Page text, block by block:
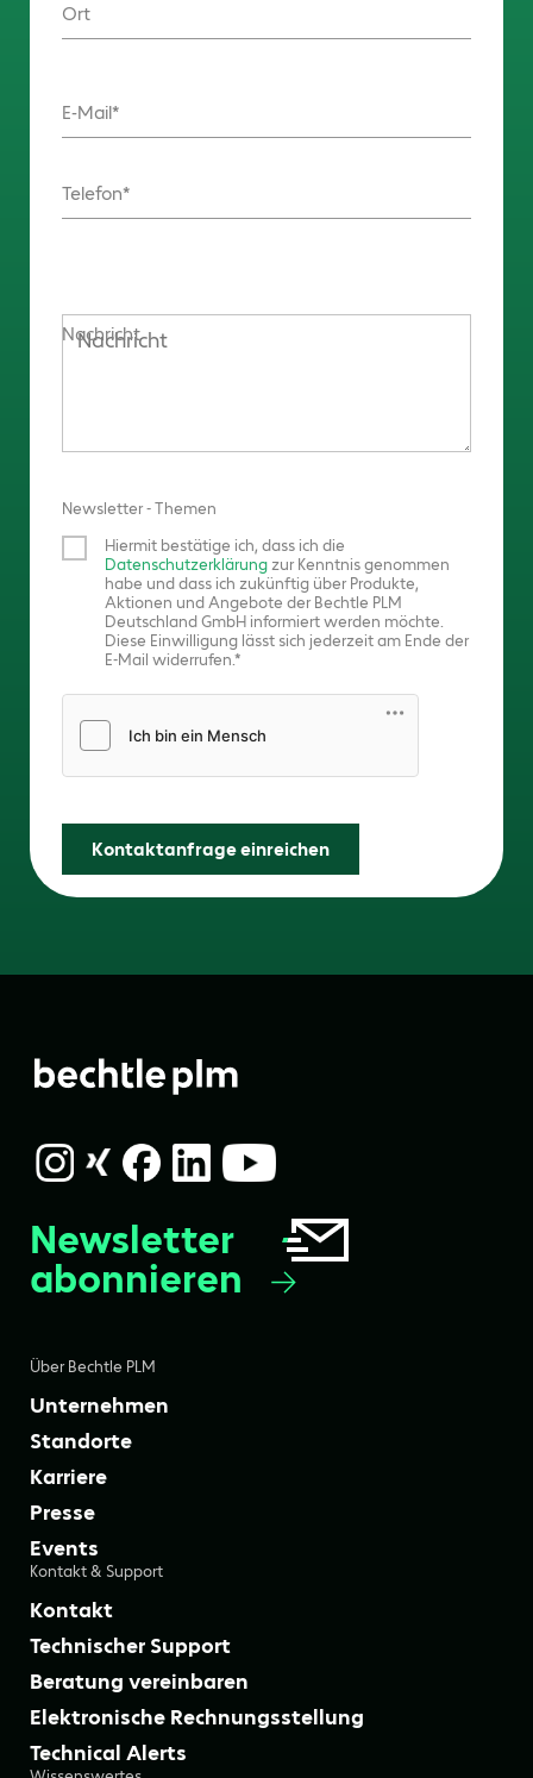
Ort
E-Mail
Telefon
Nachricht
Newsletter - Themen
Hiermit bestätige ich, dass ich die
Datenschutzerklärungzur Kenntnis genommen
habe und dass ich zukünftig über Produkte,
Aktionen und Angebote der Bechtle PLM
Deutschland GmbH informiert werden möchte.
Diese Einwilligung lässt sich jederzeit am Ende der
E-Mail widerrufen.
Kontaktanfrage einreichen
Über Bechtle PLM
Unternehmen
Standorte
Karriere
Presse
Events
Kontakt & Support
Kontakt
Technischer Support
Beratung vereinbaren
Elektronische Rechnungsstellung
Technical Alerts
Newsletter
abonnieren